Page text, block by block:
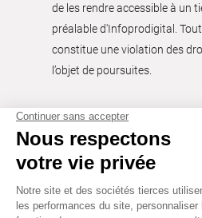
de les rendre accessible à un
préalable d'Infoprodigital.
constitue une violation des
l’objet de poursuites.